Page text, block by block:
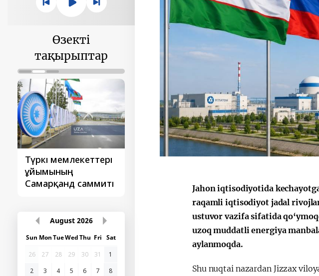
Өзекті
тақырыптар
Түркі мемлекеттері
ұйымының
Самарқанд саммиті
‘Орталық Азия -
August 2026
Sun MonTueWedThu Fri Sat
26
27 28 29 30 31
1
2
3 4 5 6 7
8
Jahon iqtisodiyotida
raqamli iqtisodiyot jadal
ustuvor vazifa sifatida
uzoq muddatli energiya
aylanmoqda.
Shu nuqtai nazardan Jizzax